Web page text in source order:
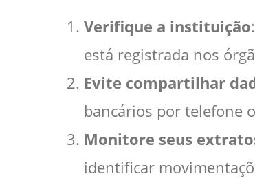
Verifique a instituição
está registrada nos
Evite compartilhar
bancários por telefone
Monitore seus
identificar